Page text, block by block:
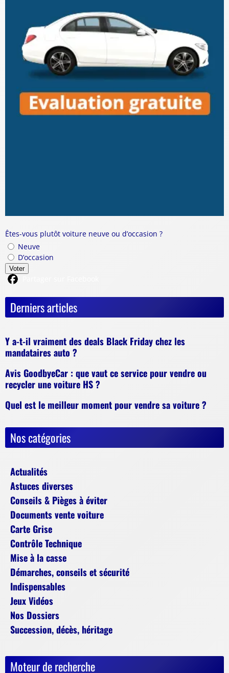
Êtes-vous plutôt voiture neuve ou d’occasion ?
Neuve
D’occasion
Voter
Derniers articles
Y a-t-il vraiment des deals Black Friday chez les
mandataires auto ?
Avis GoodbyeCar : que vaut ce service pour vendre ou
recycler une voiture HS ?
Quel est le meilleur moment pour vendre sa voiture ?
Nos catégories
Actualités
Astuces diverses
Conseils & Pièges à éviter
Documents vente voiture
Carte Grise
Contrôle Technique
Mise à la casse
Démarches, conseils et sécurité
Indispensables
Jeux Vidéos
Nos Dossiers
Succession, décès, héritage
Moteur de recherche